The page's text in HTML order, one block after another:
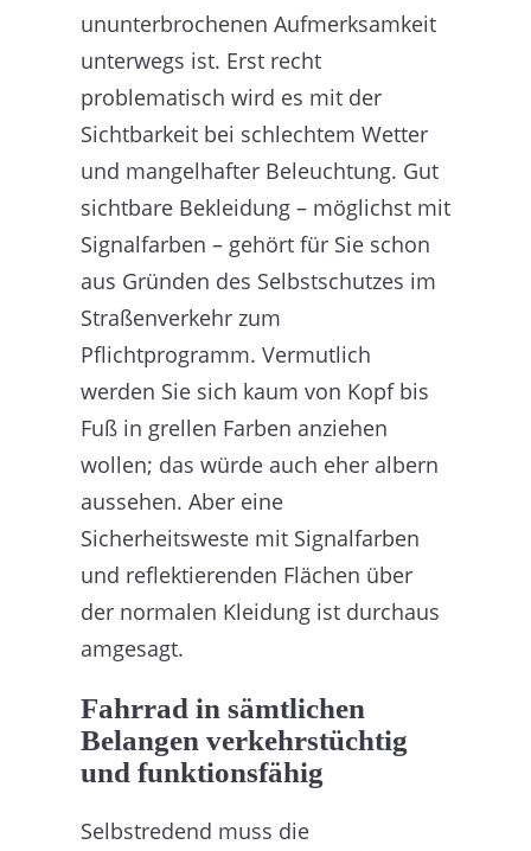
ununterbrochenen Aufmerksamkeit
unterwegs ist. Erst recht
problematisch wird es mit der
Sichtbarkeit bei schlechtem Wetter
und mangelhafter Beleuchtung. Gut
sichtbare Bekleidung – möglichst mit
Signalfarben – gehört für Sie schon
aus Gründen des Selbstschutzes im
Straßenverkehr zum
Pflichtprogramm. Vermutlich
werden Sie sich kaum von Kopf bis
Fuß in grellen Farben anziehen
wollen; das würde auch eher albern
aussehen. Aber eine
Sicherheitsweste mit Signalfarben
und reflektierenden Flächen über
der normalen Kleidung ist durchaus
amgesagt.
Fahrrad in sämtlichen
Belangen verkehrstüchtig
und funktionsfähig
Selbstredend muss die